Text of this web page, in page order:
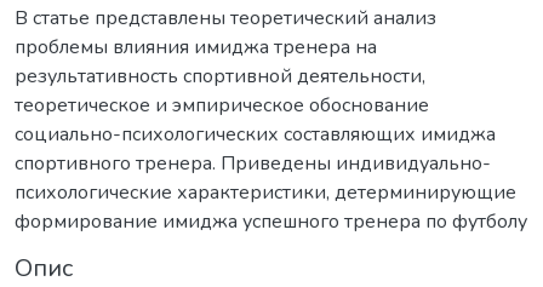
В статье представлены теоретический анализ
проблемы влияния имиджа тренера на
результативность спортивной деятельности,
теоретическое и эмпирическое обоснование
социально-психологических составляющих имиджа
спортивного тренера. Приведены индивидуально-
психологические характеристики, детерминирующие
формирование имиджа успешного тренера по футболу
Опис